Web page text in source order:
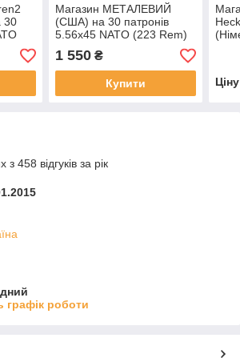
30
M4/
Магазин МЕТАЛЕВИЙ
(США) на 30 патронів
5.56х45 NATO (223 Rem)
для AR15/M4/М16 колір-
Black (Чорний)
1 550₴
Купити
458 відгуків за рік
графік роботи